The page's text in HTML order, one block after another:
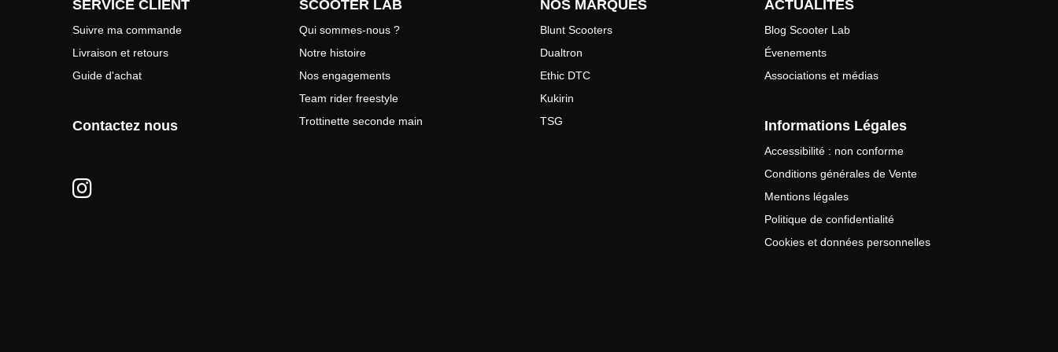
SERVICE CLIENT
Suivre ma commande
Livraison et retours
Guide d'achat
Contactez nous
SCOOTER LAB
Qui sommes-nous ?
Notre histoire
Nos engagements
Team rider freestyle
Trottinette seconde main
NOS MARQUES
Blunt Scooters
Dualtron
Ethic DTC
Kukirin
TSG
ACTUALITÉS
Blog Scooter Lab
Évenements
Associations et médias
Informations Légales
Accessibilité : non conforme
Conditions générales de Vente
Mentions légales
Politique de confidentialité
Cookies et données personnelles